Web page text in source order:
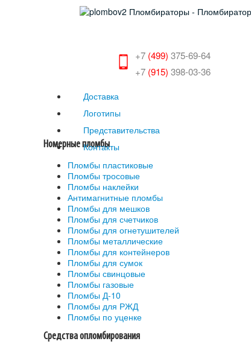
+7 (499) 375-69-64
+7 (915) 398-03-36
Доставка
Логотипы
Представительства
Контакты
Номерные пломбы
Пломбы пластиковые
Пломбы тросовые
Пломбы наклейки
Антимагнитные пломбы
Пломбы для мешков
Пломбы для счетчиков
Пломбы для огнетушителей
Пломбы металлические
Пломбы для контейнеров
Пломбы для сумок
Пломбы свинцовые
Пломбы газовые
Пломбы Д-10
Пломбы для РЖД
Пломбы по уценке
Средства опломбирования